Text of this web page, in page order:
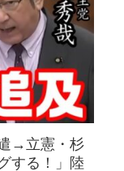
→立憲・杉
する！」陸